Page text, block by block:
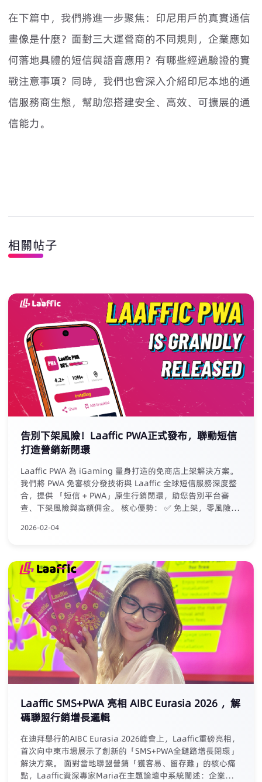
在下篇中，我們將進一步聚焦：印尼用戶的真實通信
畫像是什麼？面對三大運營商的不同規則，企業應如
何落地具體的短信與語音應用？有哪些經過驗證的實
戰注意事項？同時，我們也會深入介紹印尼本地的通
信服務商生態，幫助您搭建安全、高效、可擴展的通
信能力。
相關帖子
告別下架風險！Laaffic PWA正式發布，聯動短信
打造營銷新閉環
Laaffic PWA 為 iGaming 量身打造的免商店上架解決方案。
我們將 PWA 免審核分發技術與 Laaffic 全球短信服務深度整
合，提供 「短信 + PWA」原生行銷閉環，助您告別平台審
查、下架風險與高額佣金。 核心優勢： ✅ 免上架，零風險：
平台佣金，營收完整歸您 ✅ 閉環轉化：從短信觸達至 PWA
2026-02-04
Laaffic SMS+PWA 亮相 AIBC Eurasia 2026 ，解
碼聯盟行銷增長邏輯
在迪拜舉行的AIBC Eurasia 2026峰會上，Laaffic重磅亮相，
首次向中東市場展示了創新的「SMS+PWA全鏈路增長閉環」
解決方案。 面對當地聯盟營銷「獲客易、留存難」的核心痛
點，Laaffic資深專家Maria在主題論壇中系統闡述：企業必須